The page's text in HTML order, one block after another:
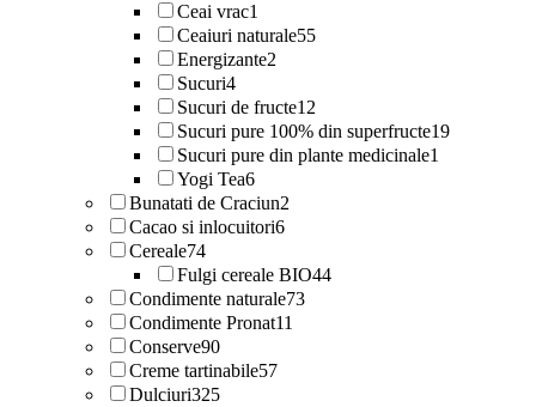
Ceai vrac1
Ceaiuri naturale55
Energizante2
Sucuri4
Sucuri de fructe12
Sucuri pure 100% din superfructe19
Sucuri pure din plante medicinale1
Yogi Tea6
Bunatati de Craciun2
Cacao si inlocuitori6
Cereale74
Fulgi cereale BIO44
Condimente naturale73
Condimente Pronat11
Conserve90
Creme tartinabile57
Dulciuri325